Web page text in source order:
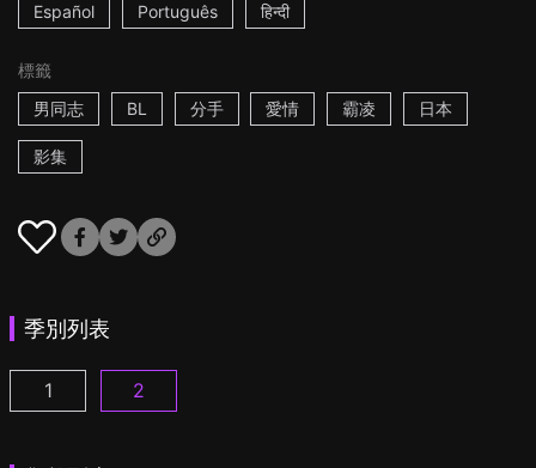
Español Português हिन्दी
標籤
男同志
BL 分手 愛情 霸凌 日本
影集
季別列表
他愛上我的理由 第1季 第1集
1 他愛上我的理由 第2季 第1集
2